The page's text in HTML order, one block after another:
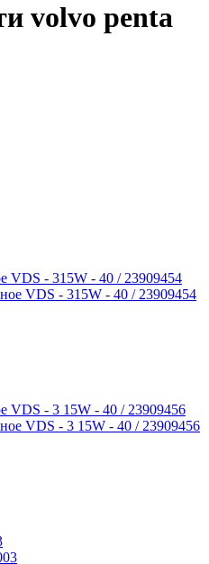
volvo penta
VDS - 315W - 40 / 23909454
VDS - 3 15W - 40 / 23909456